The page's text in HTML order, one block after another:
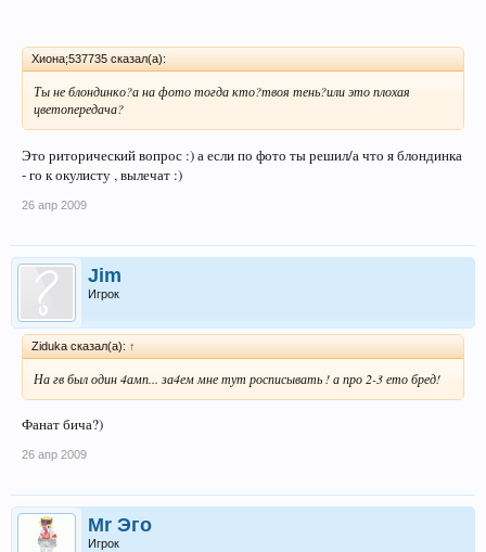
Хиона;537735 сказал(а):
Ты не блондинко?а на фото тогда кто?твоя тень?или это плохая
цветопередача?
Это риторический вопрос :) а если по фото ты решил/а что я блондинка
- го к окулисту , вылечат :)
26 апр 2009
Jim
Игрок
Ziduka сказал(а): ↑
На гв был один 4амп... за4ем мне тут росписывать ! а про 2-3 ето бред!
Фанат бича?)
26 апр 2009
Mr Эго
Игрок